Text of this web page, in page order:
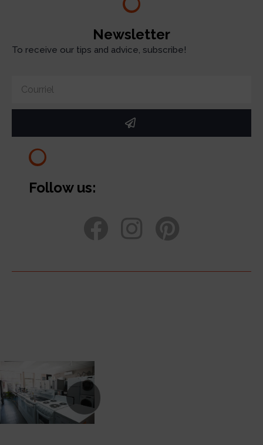
Newsletter
To receive our tips and advice, subscribe!
Follow us: